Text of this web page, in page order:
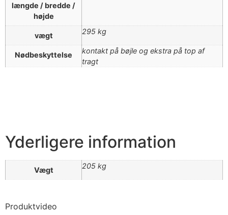
længde / bredde /
højde
vægt 295 kg
Nødbeskyttelse
kontakt på bøjle og ekstra på top af
tragt
Yderligere information
Vægt 205 kg
Produktvideo